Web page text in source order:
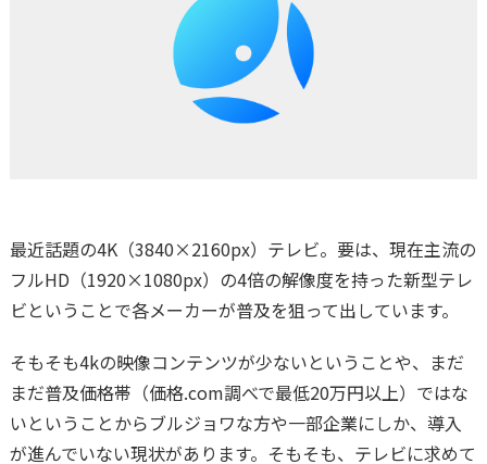
最近話題の4K（3840×2160px）テレビ。要は、現在主流の
フルHD（1920×1080px）の4倍の解像度を持った新型テレ
ビということで各メーカーが普及を狙って出しています。
そもそも4kの映像コンテンツが少ないということや、まだ
まだ普及価格帯（価格.com調べで最低20万円以上）ではな
いということからブルジョワな方や一部企業にしか、導入
が進んでいない現状があります。そもそも、テレビに求めて